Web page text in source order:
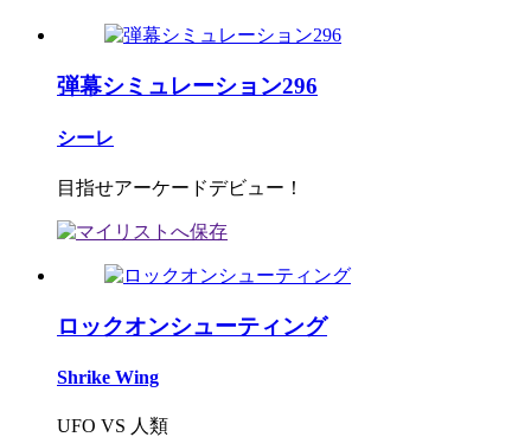
弾幕シミュレーション296
シーレ
目指せアーケードデビュー！
ロックオンシューティング
Shrike Wing
UFO VS 人類